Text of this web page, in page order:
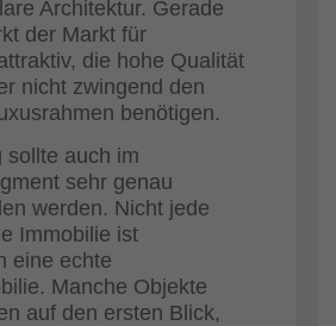
Architektur. Gerade
der Markt für
die hohe Qualität
nicht zwingend den
benötigen.
sollte auch im
sehr genau
werden. Nicht jede
Immobilie ist
eine echte
Manche Objekte
auf den ersten Blick,